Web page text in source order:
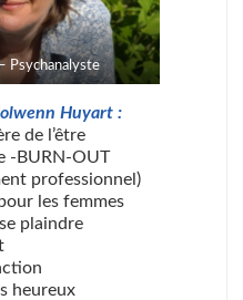
Psychanalyste
Huyart :
de l’être
-BURN-OUT
professionnel)
les femmes
plaindre
heureux